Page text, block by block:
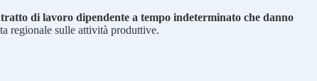
di lavoro dipendente a tempo indeterminato che danno
regionale sulle attività produttive.